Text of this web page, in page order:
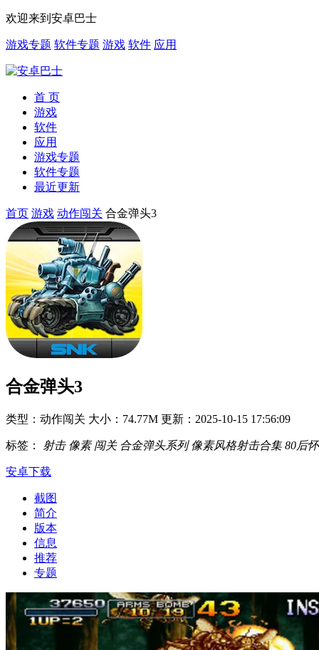
欢迎来到安卓巴士
游戏专题 软件专题 游戏 软件 应用
首 页
游戏
软件
应用
游戏专题
软件专题
最近更新
首页 游戏 动作闯关 合金弹头3
合金弹头3
类型：动作闯关 大小：74.77M 更新：2025-10-15 17:56:09
标签： 射击 像素 闯关 合金弹头系列 像素风格射击合集 80后
安卓下载
截图
简介
版本
信息
推荐
专题